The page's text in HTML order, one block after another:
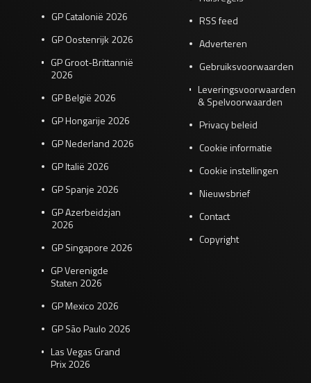
GP Catalonië 2026
GP Oostenrijk 2026
GP Groot-Brittannië
2026
GP België 2026
GP Hongarije 2026
GP Nederland 2026
GP Italië 2026
GP Spanje 2026
GP Azerbeidzjan
2026
GP Singapore 2026
GP Verenigde
Staten 2026
GP Mexico 2026
GP São Paulo 2026
Las Vegas Grand
Prix 2026
RSS feed
Adverteren
Gebruiksvoorwaarden
Leveringsvoorwaarden
& Spelvoorwaarden
Privacy beleid
Cookie informatie
Cookie instellingen
Nieuwsbrief
Contact
Copyright